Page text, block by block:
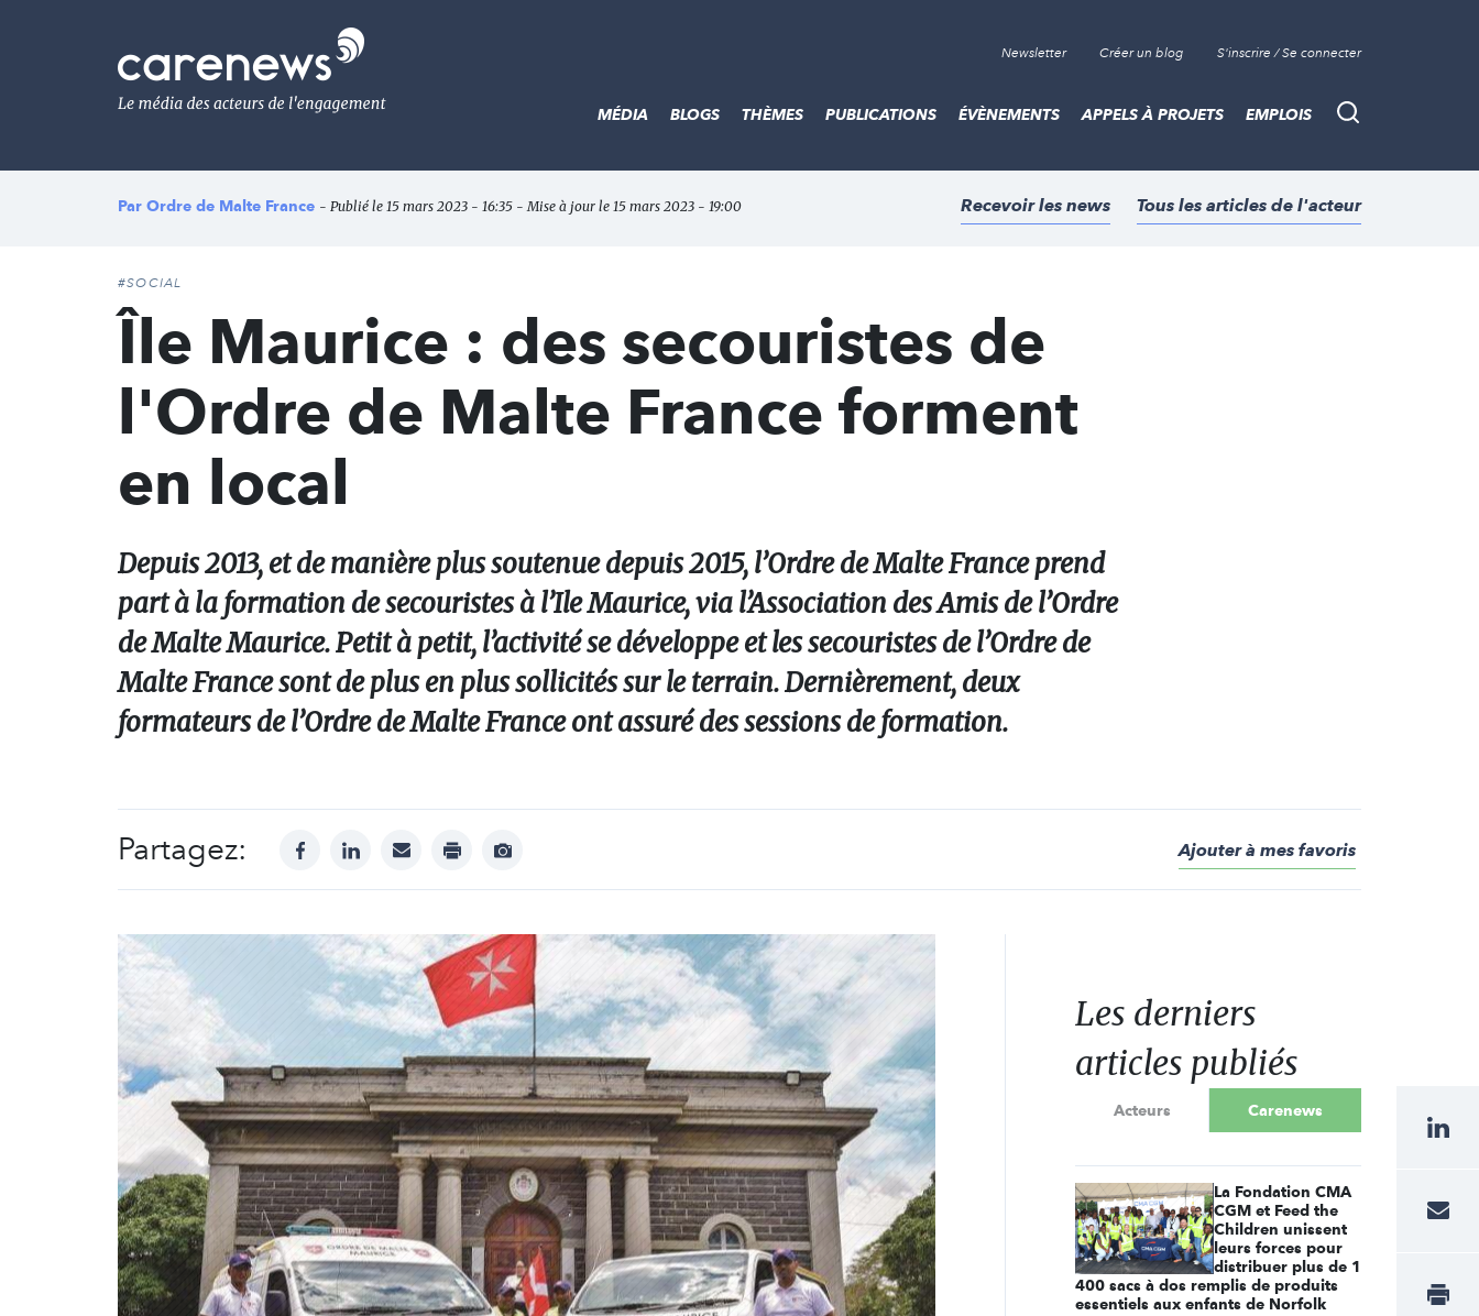
Le
média
de
l'engagement
Newsletter Créer un blog S'inscrire / Se connecter
Recherche
MÉDIA BLOGS THÈMES PUBLICATIONS ÉVÈNEMENTS APPELS À PROJETS EMPLOIS
Par Ordre de Malte France - Publié le 15 mars 2023 - 16:35 - Mise à jour le 15 mars 2023 - 19:00 Recevoir les news Tous les articles de l'acteur
#SOCIAL
Île Maurice : des secouristes de
l'Ordre de Malte France forment
en local
Depuis 2013, et de manière plus soutenue depuis 2015, l’Ordre de Malte France prend
part à la formation de secouristes à l’Ile Maurice, via l’Association des Amis de l’Ordre
de Malte Maurice. Petit à petit, l’activité se développe et les secouristes de l’Ordre de
Malte France sont de plus en plus sollicités sur le terrain. Dernièrement, deux
formateurs de l’Ordre de Malte France ont assuré des sessions de formation.
Partagez: facebooklinkedinmail print
Afficher
Ajouter à mes favoris
Les derniers
articles publiés
Acteurs Carenews
La Fondation CMA
CGM et Feed the
Children unissent
leurs forces pour
distribuer plus de 1
400 sacs à dos remplis de produits
essentiels aux enfants de Norfolk